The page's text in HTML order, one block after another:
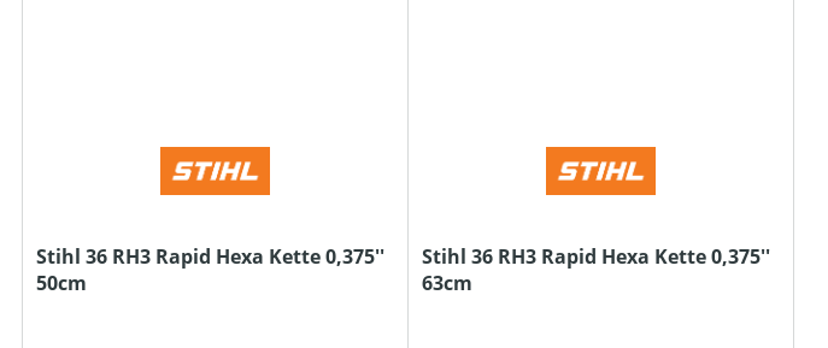
Stihl 36 RH3 Rapid Hexa Kette 0,375''
50cm
Stihl 36 RH3 Rapid Hexa Kette 0,375''
63cm